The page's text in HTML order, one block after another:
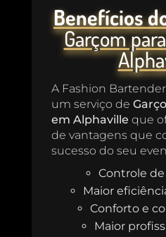
Benefícios
Garçom
A Fashion
um serviço de
em Alphaville que
de vantagens que
sucesso do seu
Controle
Maior
Conforto e
Maior